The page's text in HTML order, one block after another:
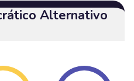
Alternativo